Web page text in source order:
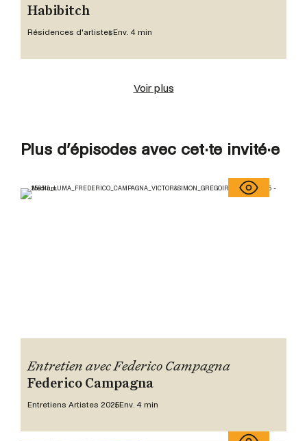
Habibitch
Résidences d'artistes Env. 4 min
Voir plus
Plus d’épisodes avec cet·te invité·e
Entretien avec Federico Campagna
Federico Campagna
Entretiens Artistes 2025Env. 4 min